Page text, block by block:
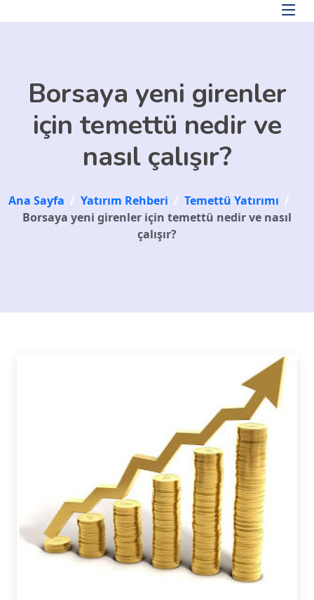
Borsaya yeni girenler
için temettü nedir ve
nasıl çalışır?
Ana Sayfa / Yatırım Rehberi / Temettü Yatırımı /
Borsaya yeni girenler için temettü nedir ve nasıl
çalışır?